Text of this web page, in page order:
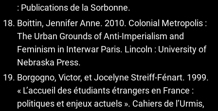
: Publications de la Sorbonne.
Boittin, Jennifer Anne. 2010. Colonial Metropolis :
The Urban Grounds of Anti-Imperialism and
Feminism in Interwar Paris. Lincoln : University of
Nebraska Press.
Borgogno, Victor, et Jocelyne Streiff-Fénart. 1999.
« L’accueil des étudiants étrangers en France :
politiques et enjeux actuels ». Cahiers de l’Urmis,